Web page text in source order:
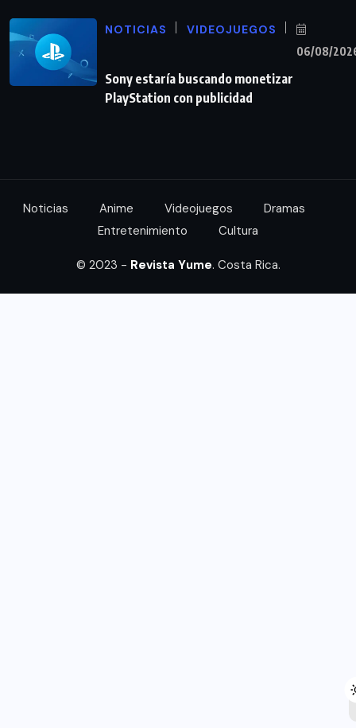
NOTICIAS VIDEOJUEGOS
06/08/
Sony estaría buscando monetizar
PlayStation con publicidad
Noticias Anime Videojuegos
Dramas
Entretenimiento
Cultura
© 2023 - Revista Yume. Costa Rica.